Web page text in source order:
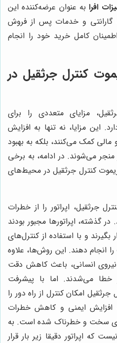
افرابه عنوان عرضه‌کننده این
گارانتی و خدمات پس از فروش
کامل خرید خود را انجام
کنترل جرثقیل در
مزایای متعددی را برای
این مزایا، نه تنها به افزایش
کمک می‌کنند، بلکه به بهبود
می‌شوند. در ادامه، به برخی
ریموت کنترل جرثقیل در محیط‌های
جرثقیل، اپراتور را از خطرات
گذشته، اپراتورها مجبور بودند
بگیرند و با استفاده از کنترل‌های
انجام دهند. این روش‌ها، علاوه
انسانی، باعث کاهش دقت
خطا می‌شدند. اما با پیشرفت
امکان کنترل از راه دور را
افزایش ایمنی و کاهش خطرات
سخت و خطرناک شده است. به
که اپراتور دقیقا زیر بار قرار